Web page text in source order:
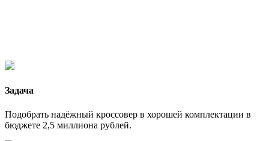
Задача
Подобрать надёжный кроссовер в хорошей комплектации в
бюджете 2,5 миллиона рублей.